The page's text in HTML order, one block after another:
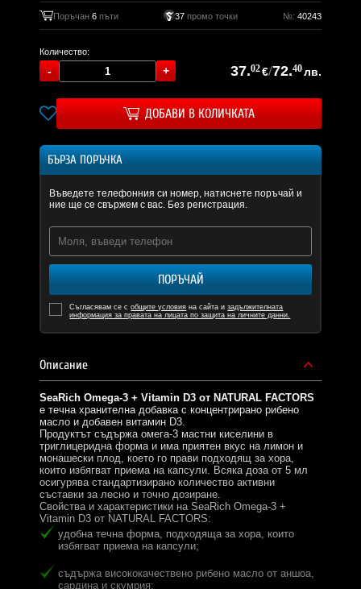
Поръчан6 пъти 37промо точки №: 40243
Количество:
37.02€/72.40лв.
ДОБАВИ В КОЛИЧКАТА
БЪРЗА ПОРЪЧКА
Въведете телефонния си номер, натиснете поръчай и
ние ще се свържем с вас. Без регистрация.
ПОРЪЧАЙ
Съгласявам се собщите условия на сайта изадължителната
информация за правата на лицата по защита на личните данни.
Описание
SeaRich Omega-3 + Vitamin D3 от NATURAL FACTORS
е течна хранителна добавка с концентрирано рибено
масло и добавен витамин D3.
Продуктът съдържа омега-3 мастни киселини в
триглицеридна форма и има приятен вкус на лимон и
монашески плод, което го прави подходящ за хора,
които избягват приема на капсули. Всяка доза от 5 мл
осигурява стандартизирано количество активни
съставки за лесно и точно дозиране.
Свойства и характеристики на SeaRich Omega-3 +
Vitamin D3 от NATURAL FACTORS:
удобна течна форма, подходяща за хора, които
избягват приема на капсули;
съдържа висококачествено рибено масло от аншоа,
сардина и скумрия;